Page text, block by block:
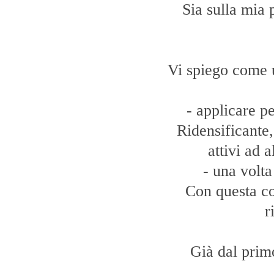
Sia sulla mia
Vi spiego
- applicare
attivi ad
- una
Con questa
Già dal